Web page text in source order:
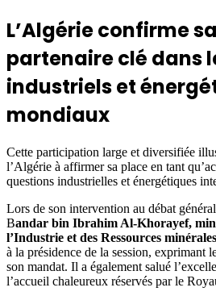
L’Algérie confirme
partenaire clé dans
industriels et
mondiaux
Cette participation large et diversifiée
l’Algérie à affirmer sa place en tant
questions industrielles et énergétiques
Lors de son intervention au débat
Bandar bin Ibrahim Al-Khorayef,
l’Industrie et des Ressources minérales
à la présidence de la session, exprimant
son mandat. Il a également salué
l’accueil chaleureux réservés par le